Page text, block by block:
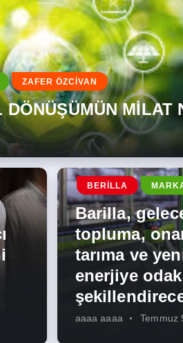
ZAFER ÖZCİVAN
DÖNÜŞÜMÜN MİLAT
BERILLA
Barilla,
topluma,
tarıma ve
enerjiye
aaaa aaaa Temmuz